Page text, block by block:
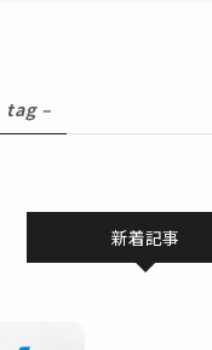
tag –
新着記事